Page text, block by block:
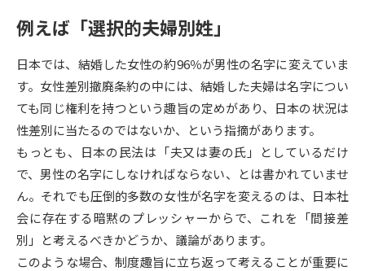
データサイエンス特集 奨学金・特待生制度特集
デジタルパンフレット 進路の３択
新学年スタート号特集ページ
（高3生用）
新学年スタート号特集ページ
（高2生用）
SELFBRAND特集ページ
オープンキャンパスなどを調べる
オープンキャンパス検索 実施プログラムから探す
例えば「選択的夫婦別姓」
日本では、結婚した女性の約96％が男性の名字に変えていま
す。女性差別撤廃条約の中には、結婚した夫婦は名字につい
ても同じ権利を持つという趣旨の定めがあり、日本の状況は
性差別に当たるのではないか、という指摘があります。
もっとも、日本の民法は「夫又は妻の氏」としているだけ
で、男性の名字にしなければならない、とは書かれていませ
ん。それでも圧倒的多数の女性が名字を変えるのは、日本社
会に存在する暗黙のプレッシャーからで、これを「間接差
別」と考えるべきかどうか、議論があります。
このような場合、制度趣旨に立ち返って考えることが重要に